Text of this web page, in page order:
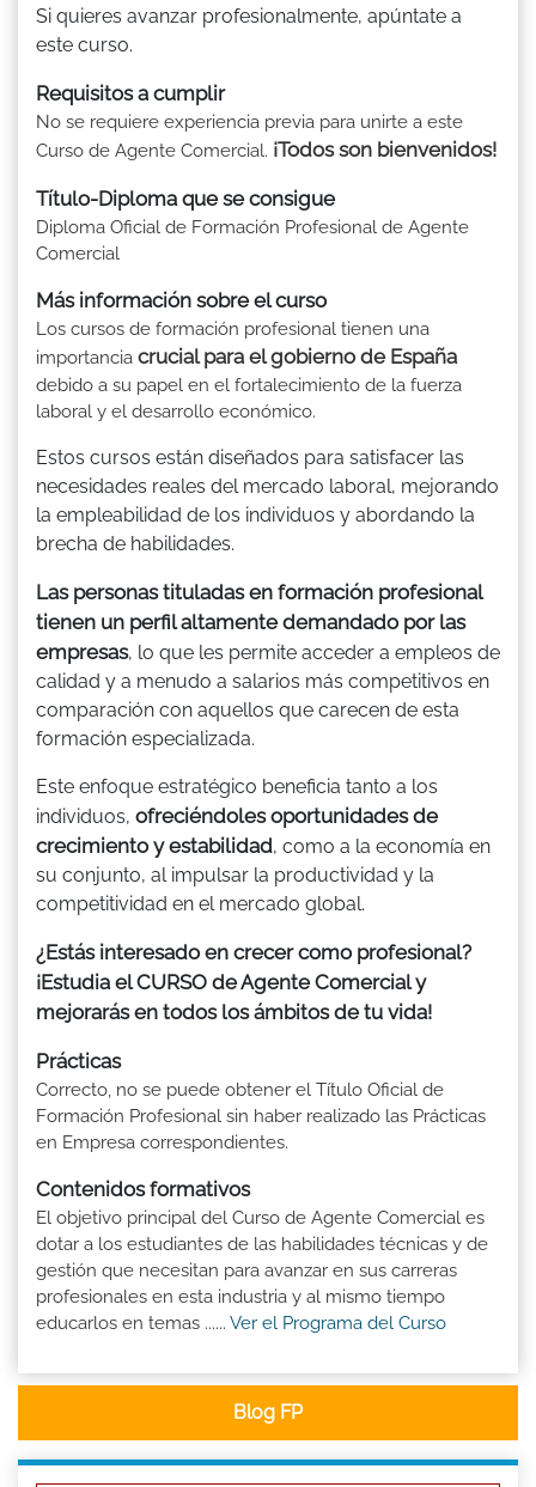
Si quieres avanzar profesionalmente, apúntate a
este curso.
Requisitos a cumplir
No se requiere experiencia previa para unirte a este
Curso de Agente Comercial. ¡Todos son bienvenidos!
Título-Diploma que se consigue
Diploma Oficial de Formación Profesional de Agente
Comercial
Más información sobre el curso
Los cursos de formación profesional tienen una
importancia crucial para el gobierno de España
debido a su papel en el fortalecimiento de la fuerza
laboral y el desarrollo económico.
Estos cursos están diseñados para satisfacer las
necesidades reales del mercado laboral, mejorando
la empleabilidad de los individuos y abordando la
brecha de habilidades.
Las personas tituladas en formación profesional
tienen un perfil altamente demandado por las
empresas, lo que les permite acceder a empleos de
calidad y a menudo a salarios más competitivos en
comparación con aquellos que carecen de esta
formación especializada.
Este enfoque estratégico beneficia tanto a los
individuos, ofreciéndoles oportunidades de
crecimiento y estabilidad, como a la economía en
su conjunto, al impulsar la productividad y la
competitividad en el mercado global.
¿Estás interesado en crecer como profesional?
¡Estudia el CURSO de Agente Comercial y
mejorarás en todos los ámbitos de tu vida!
Prácticas
Correcto, no se puede obtener el Título Oficial de
Formación Profesional sin haber realizado las Prácticas
en Empresa correspondientes.
Contenidos formativos
El objetivo principal del Curso de Agente Comercial es
dotar a los estudiantes de las habilidades técnicas y de
gestión que necesitan para avanzar en sus carreras
profesionales en esta industria y al mismo tiempo
educarlos en temas ...... Ver el Programa del Curso
Blog FP